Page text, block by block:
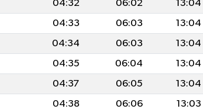
04:32 06:02 13:04
04:33 06:03 13:04
04:34 06:03 13:04
04:35 06:04 13:04
04:37 06:05 13:04
04:38 06:06 13:03